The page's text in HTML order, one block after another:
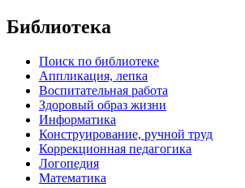
Библиотека
Поиск по библиотеке
Аппликация, лепка
Воспитательная работа
Здоровый образ жизни
Информатика
Конструирование, ручной труд
Коррекционная педагогика
Логопедия
Математика